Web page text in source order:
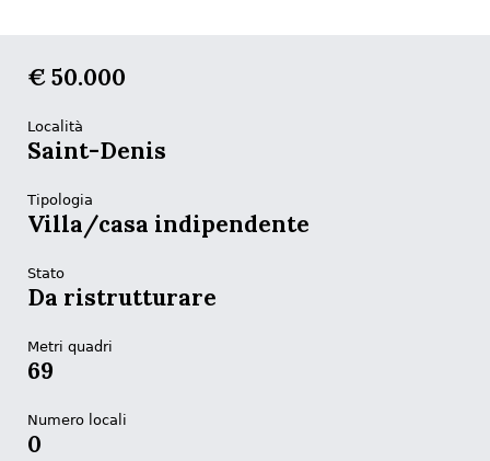
€ 50.000
Località
Saint-Denis
Tipologia
Villa/casa indipendente
Stato
Da ristrutturare
Metri quadri
69
Numero locali
0